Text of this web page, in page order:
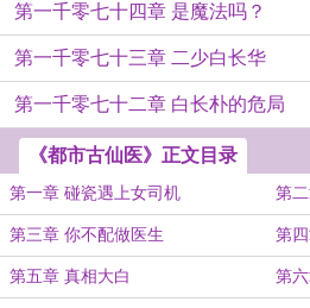
第一千零七十四章 是魔法吗？
第一千零七十三章 二少白长华
第一千零七十二章 白长朴的危局
《都市古仙医》正文目录
第一章 碰瓷遇上女司机 第
第三章 你不配做医生 第
第五章 真相大白 第